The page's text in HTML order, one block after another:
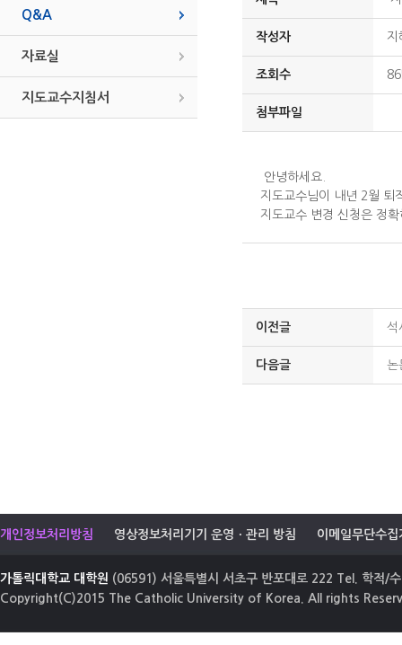
Q&A
자료실
지도교수지침서
작성자 지
조회수
첨부파일
안녕하세요.
지도교수님이 내년 2월 퇴
지도교수 변경 신청은 정
이전글 석
다음글 논
개인정보처리방침 영상정보처리기기 운영ㆍ관리 방침 이메일무단수집
가톨릭대학교 대학원 (06591) 서울특별시 서초구 반포대로 222 Tel. 학적/
Copyright(C)2015 The Catholic University of Korea. All rights